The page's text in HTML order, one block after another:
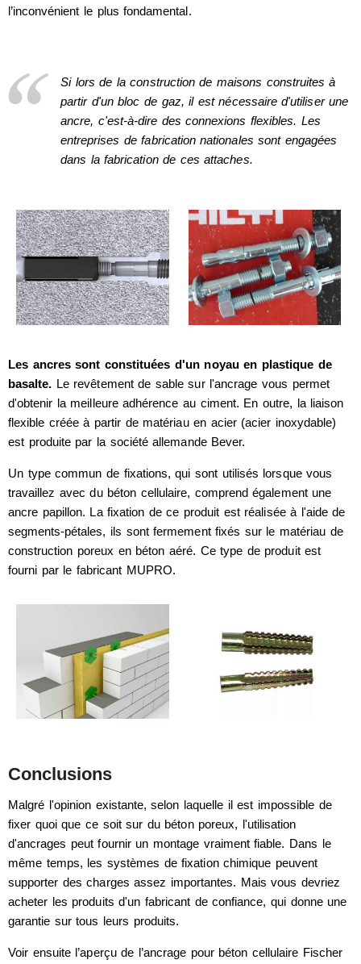
l’inconvénient le plus fondamental.
Si lors de la construction de maisons construites à
partir d'un bloc de gaz, il est nécessaire d'utiliser une
ancre, c'est-à-dire des connexions flexibles. Les
entreprises de fabrication nationales sont engagées
dans la fabrication de ces attaches.
Les ancres sont constituées d'un noyau en plastique de
basalte. Le revêtement de sable sur l'ancrage vous permet
d'obtenir la meilleure adhérence au ciment. En outre, la liaison
flexible créée à partir de matériau en acier (acier inoxydable)
est produite par la société allemande Bever.
Un type commun de fixations, qui sont utilisés lorsque vous
travaillez avec du béton cellulaire, comprend également une
ancre papillon. La fixation de ce produit est réalisée à l'aide de
segments-pétales, ils sont fermement fixés sur le matériau de
construction poreux en béton aéré. Ce type de produit est
fourni par le fabricant MUPRO.
Conclusions
Malgré l'opinion existante, selon laquelle il est impossible de
fixer quoi que ce soit sur du béton poreux, l'utilisation
d'ancrages peut fournir un montage vraiment fiable. Dans le
même temps, les systèmes de fixation chimique peuvent
supporter des charges assez importantes. Mais vous devriez
acheter les produits d'un fabricant de confiance, qui donne une
garantie sur tous leurs produits.
Voir ensuite l’aperçu de l’ancrage pour béton cellulaire Fischer